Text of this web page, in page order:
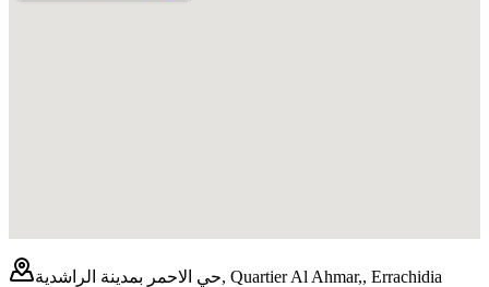
حي الاحمر بمدينة الراشدية, Quartier Al Ahmar,, Errachidia